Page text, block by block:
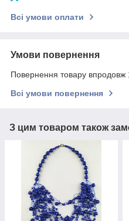
Всі умови оплати
Умови повернення
Повернення товару впродовж
Всі умови повернення
З цим товаром також